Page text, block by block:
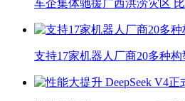
车企集体驰援广西洪涝灾区
支持17家机器人厂商20多种